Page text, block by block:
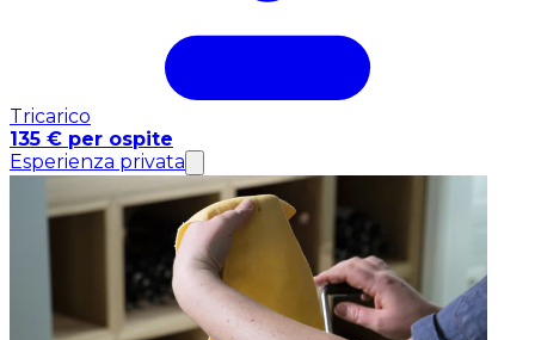
Tricarico
135 € per ospite
Esperienza privata